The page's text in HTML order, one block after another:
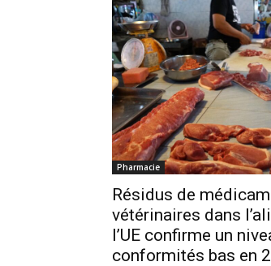
Pharmacie
Résidus de
vétérinaires dans
l’UE confirme un
conformités bas en